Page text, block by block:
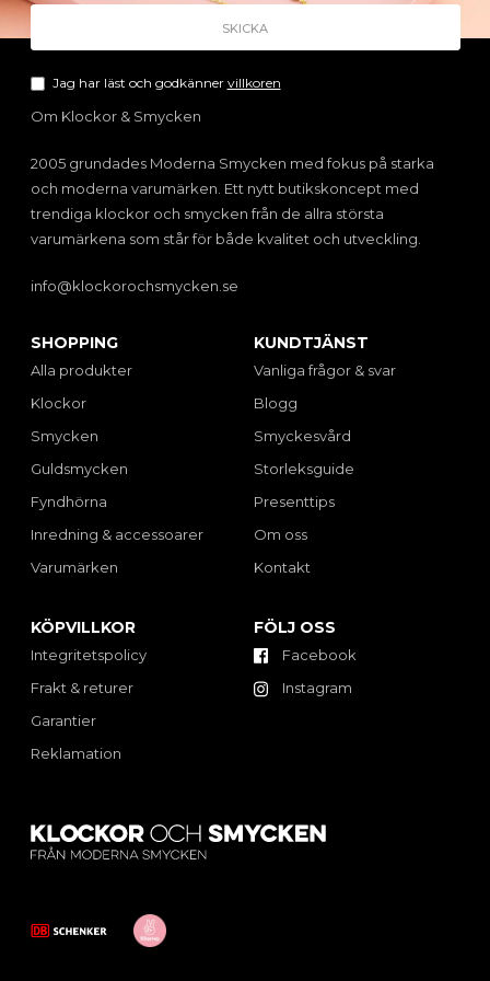
Jag har läst och godkänner villkoren
Om Klockor & Smycken
2005 grundades Moderna Smycken med fokus på starka
och moderna varumärken. Ett nytt butikskoncept med
trendiga klockor och smycken från de allra största
varumärkena som står för både kvalitet och utveckling.
info@klockorochsmycken.se
SHOPPING
Alla produkter
Klockor
Smycken
Guldsmycken
Fyndhörna
Inredning & accessoarer
Varumärken
KUNDTJÄNST
Vanliga frågor & svar
Blogg
Smyckesvård
Storleksguide
Presenttips
Om oss
Kontakt
KÖPVILLKOR
Integritetspolicy
Frakt & returer
Garantier
Reklamation
FÖLJ OSS
Facebook
Instagram